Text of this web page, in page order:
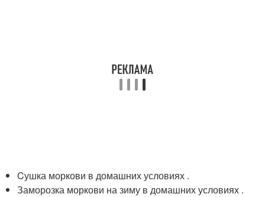
Cушка моркови в домашних условиях .
Заморозка моркови на зиму в домашних условиях .